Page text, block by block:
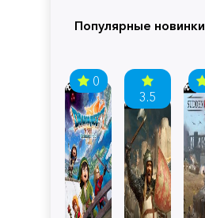
Популярные новинки
0
3.5